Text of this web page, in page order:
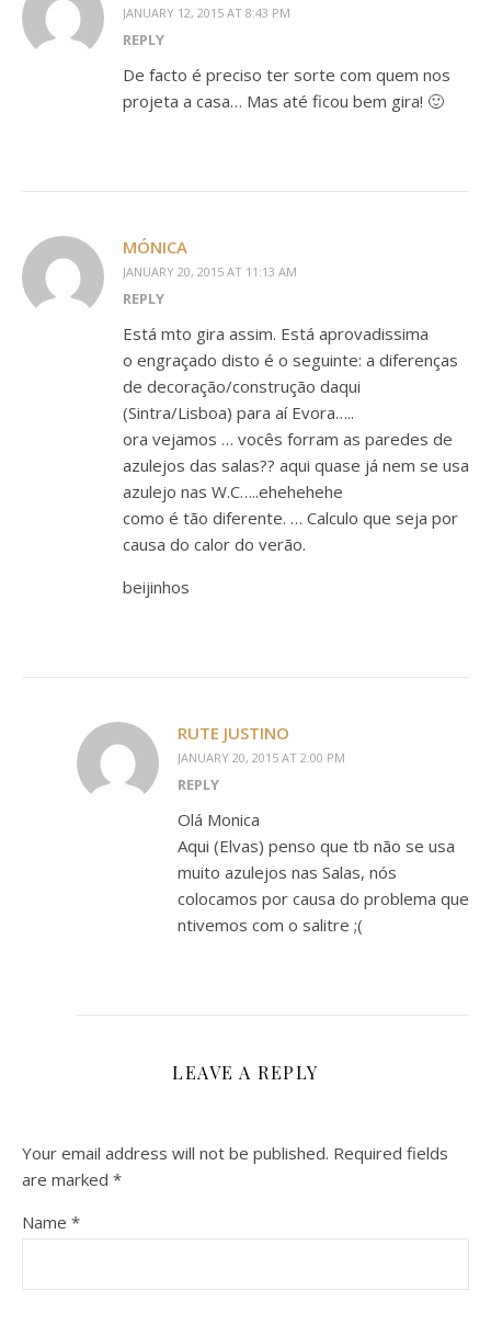
JANUARY 12, 2015 AT 8:43 PM
REPLY
De facto é preciso ter sorte com quem nos
projeta a casa… Mas até ficou bem gira! 🙂
MÓNICA
JANUARY 20, 2015 AT 11:13 AM
REPLY
Está mto gira assim. Está aprovadissima
o engraçado disto é o seguinte: a diferenças
de decoração/construção daqui
(Sintra/Lisboa) para aí Evora…..
ora vejamos … vocês forram as paredes de
azulejos das salas?? aqui quase já nem se usa
azulejo nas W.C…..ehehehehe
como é tão diferente. … Calculo que seja por
causa do calor do verão.
beijinhos
RUTE JUSTINO
JANUARY 20, 2015 AT 2:00 PM
REPLY
Olá Monica
Aqui (Elvas) penso que tb não se usa
muito azulejos nas Salas, nós
colocamos por causa do problema que
ntivemos com o salitre ;(
LEAVE A REPLY
Your email address will not be published. Required fields
are marked *
Name *